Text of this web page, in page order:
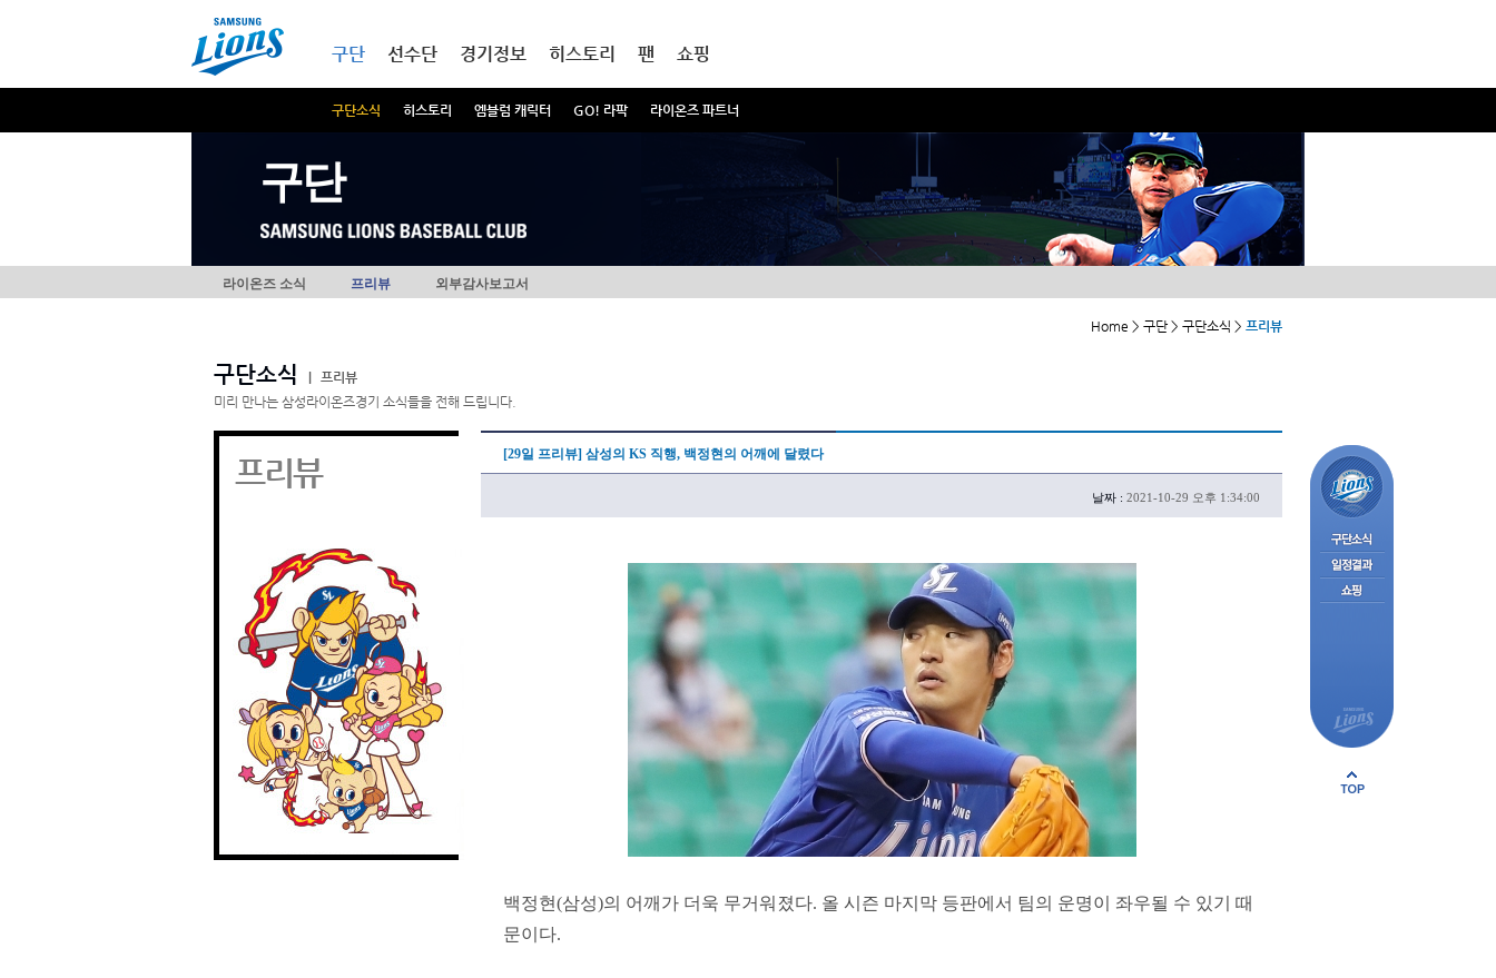
구단
구단소식 히스토리 엠블럼 캐릭터 GO! 라팍 라이온즈 파트너
선수단 경기정보 히스토리 팬 쇼핑
구단
라이온즈 소식 프리뷰 외부감사보고서
Home > 구단 > 구단소식 > 프리뷰
구단소식
프리뷰
미리 만나는 삼성라이온즈경기 소식들을 전해 드립니다.
프리뷰 [29일 프리뷰] 삼성의 KS 직행, 백정현의 어깨에 달렸다
날짜 : 2021-10-29 오후 1:34:00
백정현(삼성)의 어깨가 더욱 무거워졌다. 올 시즌 마지막 등판에서 팀의 운명이 좌우될 수 있기 때
문이다.